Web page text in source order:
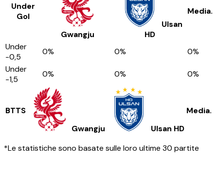
Under
Gol
Gwangju
Ulsan
HD
Media.
Under
-0,5
0% 0% 0%
Under
-1,5
0% 0% 0%
BTTS
Gwangju
Ulsan HD
Media.
*Le statistiche sono basate sulle loro ultime 30 partite